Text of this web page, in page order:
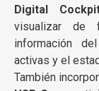
Digital
visualizar de
información
activas y el
También